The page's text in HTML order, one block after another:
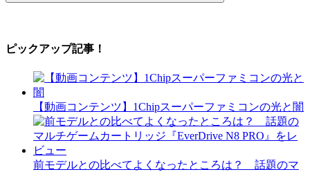
ピックアップ記事！
【動画コンテンツ】1Chipスーパーファミコンの光と闇
前モデルとの比べてよくなったところは？ 話題のマ